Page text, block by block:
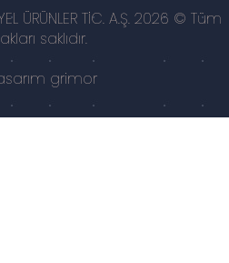
ÜRÜNLER TİC. A.Ş. 2026 © Tüm
saklıdır.
grimor